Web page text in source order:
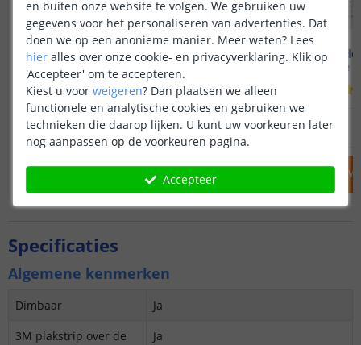
4M - compleet profiel
Opbouw - smal en laag
(19 reviews)
OP VOORRAAD 42 ,95
PRO |
Complete
OP VOORRAAD
IN
Specificaties
Algemene kenmerken
Dimbaar
Ja
3M plakstrip over de
Ja
en buiten onze website te volgen. We gebruiken uw
gegevens voor het personaliseren van advertenties. Dat
doen we op een anonieme manier. Meer weten? Lees
hier alles over onze cookie- en privacyverklaring. Klik op
'Accepteer' om te accepteren.
Kiest u voor weigeren? Dan plaatsen we alleen
functionele en analytische cookies en gebruiken we
technieken die daarop lijken. U kunt uw voorkeuren later
nog aanpassen op de voorkeuren pagina.
Accepteer